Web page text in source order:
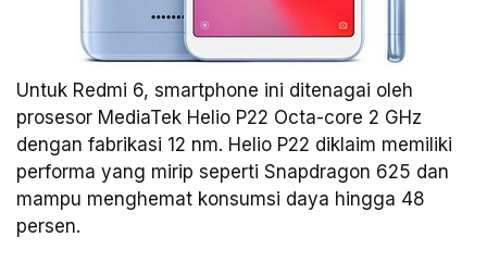
Untuk Redmi 6, smartphone ini ditenagai oleh
prosesor MediaTek Helio P22 Octa-core 2 GHz
dengan fabrikasi 12 nm. Helio P22 diklaim memiliki
performa yang mirip seperti Snapdragon 625 dan
mampu menghemat konsumsi daya hingga 48
persen.